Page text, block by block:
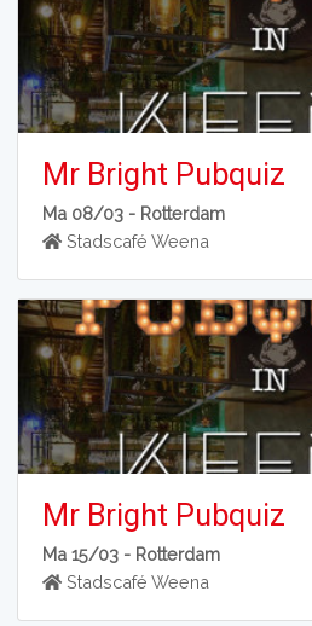
Mr Bright Pubquiz
Ma 08/03 - Rotterdam
Stadscafé Weena
Mr Bright Pubquiz
Ma 15/03 - Rotterdam
Stadscafé Weena